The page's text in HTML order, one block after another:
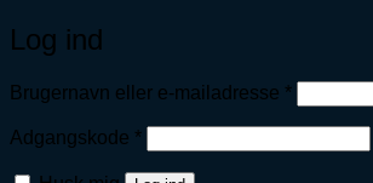
Log ind
Brugernavn eller e-mailadresse *Påkrævet
Adgangskode *Påkrævet